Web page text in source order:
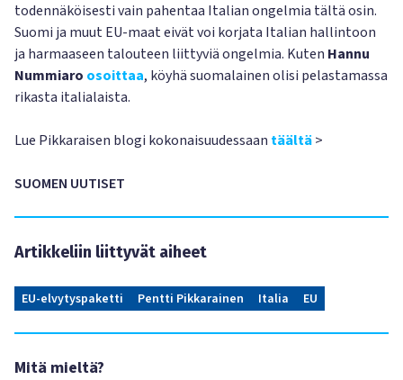
todennäköisesti vain pahentaa Italian ongelmia tältä osin.
Suomi ja muut EU-maat eivät voi korjata Italian hallintoon
ja harmaaseen talouteen liittyviä ongelmia. Kuten Hannu
Nummiaro osoittaa, köyhä suomalainen olisi pelastamassa
rikasta italialaista.
Lue Pikkaraisen blogi kokonaisuudessaan täältä>
SUOMEN UUTISET
Artikkeliin liittyvät aiheet
EU-elvytyspaketti Pentti Pikkarainen Italia EU
Mitä mieltä?